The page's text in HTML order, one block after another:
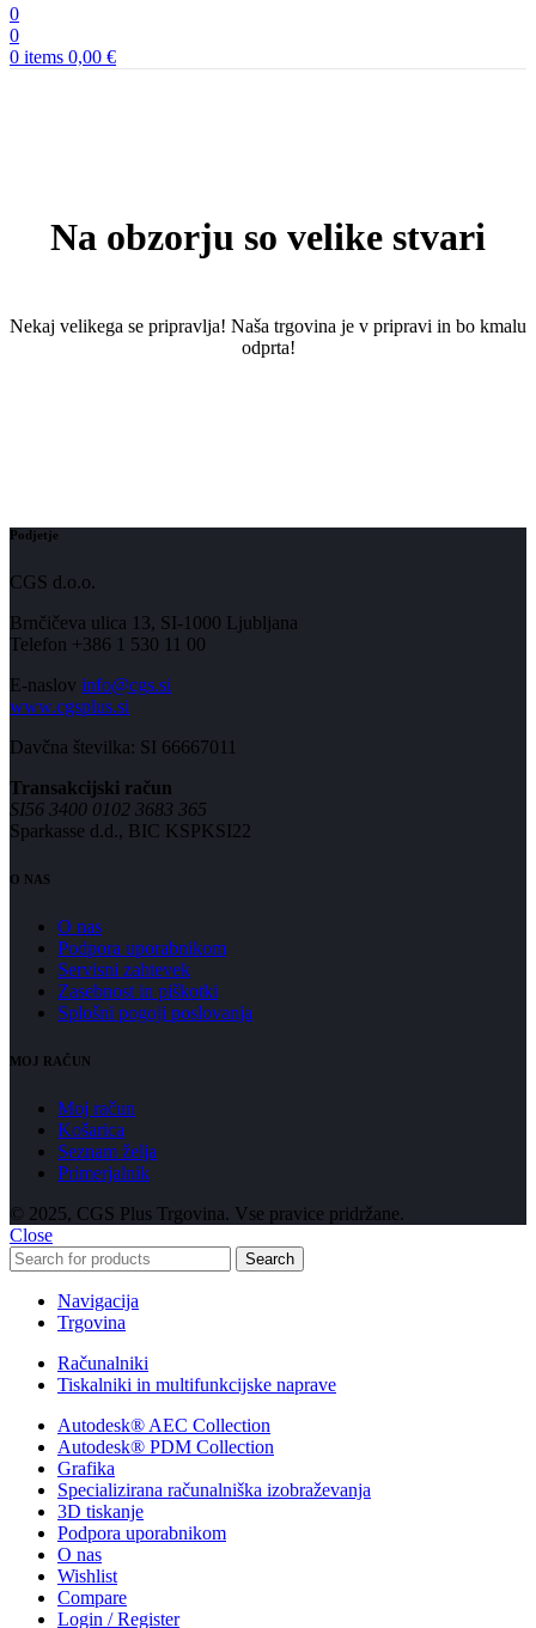
0
0
0 items 0,00 €
Na obzorju so velike stvari
Nekaj ​​velikega se pripravlja! Naša trgovina je v pripravi in ​​bo kmalu
odprta!
Podjetje
CGS d.o.o.
Brnčičeva ulica 13, SI-1000 Ljubljana
Telefon +386 1 530 11 00
E-naslov info@cgs.si
www.cgsplus.si
Davčna številka: SI 66667011
Transakcijski račun
SI56 3400 0102 3683 365
Sparkasse d.d., BIC KSPKSI22
O NAS
O nas
Podpora uporabnikom
Servisni zahtevek
Zasebnost in piškotki
Splošni pogoji poslovanja
MOJ RAČUN
Moj račun
Košarica
Seznam želja
Primerjalnik
© 2025, CGS Plus Trgovina. Vse pravice pridržane.
Close
Search
Navigacija
Trgovina
Računalniki
Tiskalniki in multifunkcijske naprave
Autodesk® AEC Collection
Autodesk® PDM Collection
Grafika
Specializirana računalniška izobraževanja
3D tiskanje
Podpora uporabnikom
O nas
Wishlist
Compare
Login / Register